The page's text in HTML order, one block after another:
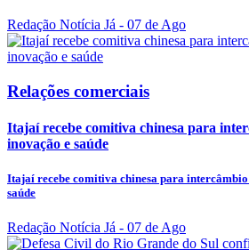
Redação Notícia Já - 07 de Ago
Relações comerciais
Itajaí recebe comitiva chinesa para
inovação e saúde
Itajaí recebe comitiva chinesa para intercâmbio
saúde
Redação Notícia Já - 07 de Ago